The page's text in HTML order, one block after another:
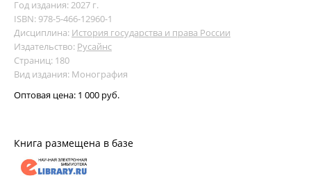
Год издания: 2027 г.
ISBN: 978-5-466-12960-1
Дисциплина: История государства и права России
Издательство: Русайнс
Страниц: 180
Вид издания: Монография
Оптовая цена: 1 000 руб.
Книга размещена в базе